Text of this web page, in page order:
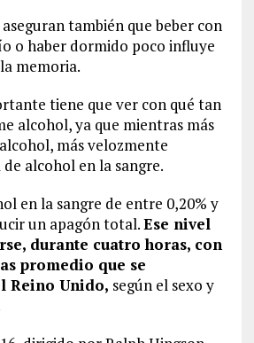
también que beber con
o haber dormido poco influye
memoria.
tiene que ver con qué tan
alcohol, ya que mientras más
más velozmente
alcohol en la sangre.
en la sangre de entre 0,20% y
un apagón total.Ese nivel
durante cuatro horas, con
promedio que se
Reino Unido, según el sexo y